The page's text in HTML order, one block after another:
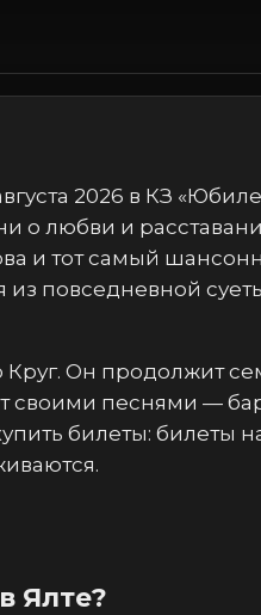
2026 в КЗ
любви и
и тот самый
повседневной
Он продолжит
песнями —
билеты: билеты
Ялте?